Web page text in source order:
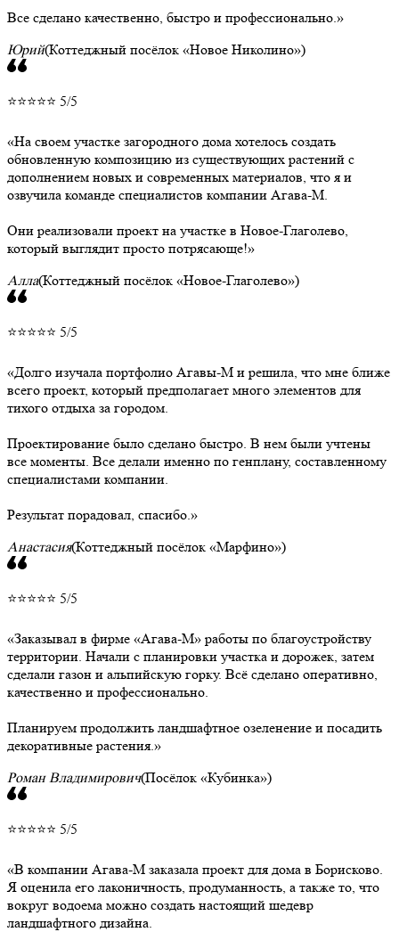
Все сделано качественно, быстро и профессионально.
Юрий(Коттеджный посёлок «Новое Николино»)
⭐⭐⭐⭐⭐ 5/5
На своем участке загородного дома хотелось создать
обновленную композицию из существующих растений с
дополнением новых и современных материалов, что я и
озвучила команде специалистов компании Агава-М.
Они реализовали проект на участке в Новое-Глаголево,
который выглядит просто потрясающе!
Алла(Коттеджный посёлок «Новое-Глаголево»)
⭐⭐⭐⭐⭐ 5/5
Долго изучала портфолио Агавы-М и решила, что мне ближе
всего проект, который предполагает много элементов для
тихого отдыха за городом.
Проектирование было сделано быстро. В нем были учтены
все моменты. Все делали именно по генплану, составленному
специалистами компании.
Результат порадовал, спасибо.
Анастасия(Коттеджный посёлок «Марфино»)
⭐⭐⭐⭐⭐ 5/5
Заказывал в фирме «Агава-М» работы по благоустройству
территории. Начали с планировки участка и дорожек, затем
сделали газон и альпийскую горку. Всё сделано оперативно,
качественно и профессионально.
Планируем продолжить ландшафтное озеленение и посадить
декоративные растения.
Роман Владимирович(Посёлок «Кубинка»)
⭐⭐⭐⭐⭐ 5/5
В компании Агава-М заказала проект для дома в Борисково.
Я оценила его лаконичность, продуманность, а также то, что
вокруг водоема можно создать настоящий шедевр
ландшафтного дизайна.